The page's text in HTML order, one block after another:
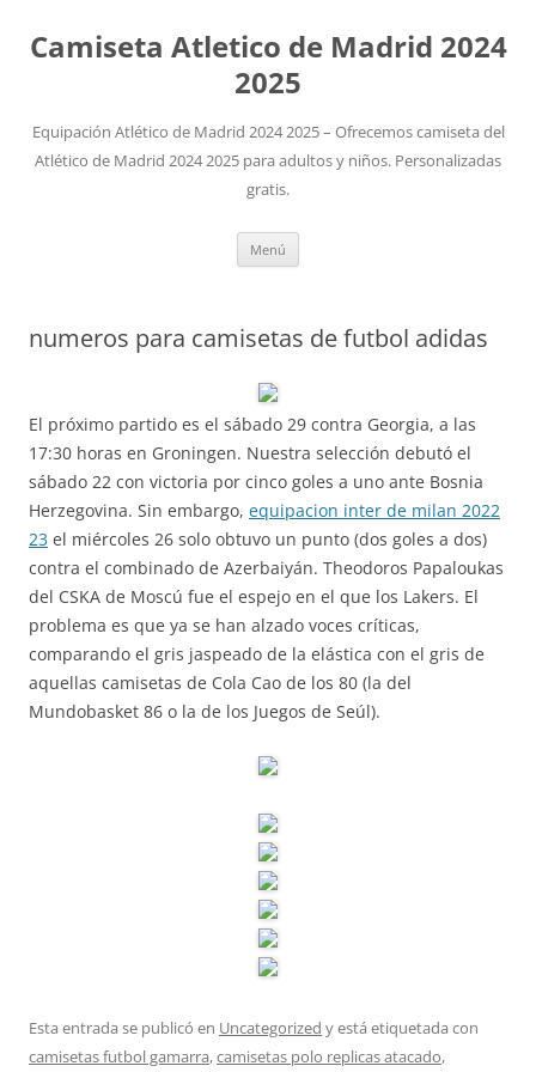
Camiseta Atletico de Madrid 2024
2025
Equipación Atlético de Madrid 2024 2025 – Ofrecemos camiseta del
Atlético de Madrid 2024 2025 para adultos y niños. Personalizadas
gratis.
Menú
numeros para camisetas de futbol adidas
El próximo partido es el sábado 29 contra Georgia, a las
17:30 horas en Groningen. Nuestra selección debutó el
sábado 22 con victoria por cinco goles a uno ante Bosnia
Herzegovina. Sin embargo, equipacion inter de milan 2022
23 el miércoles 26 solo obtuvo un punto (dos goles a dos)
contra el combinado de Azerbaiyán. Theodoros Papaloukas
del CSKA de Moscú fue el espejo en el que los Lakers. El
problema es que ya se han alzado voces críticas,
comparando el gris jaspeado de la elástica con el gris de
aquellas camisetas de Cola Cao de los 80 (la del
Mundobasket 86 o la de los Juegos de Seúl).
Esta entrada se publicó en Uncategorized y está etiquetada con
camisetas futbol gamarra,camisetas polo replicas atacado,